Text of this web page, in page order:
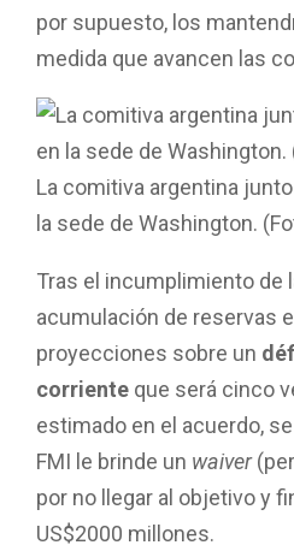
por supuesto, los
medida que avancen las
La comitiva argentina
la sede de Washington.
Tras el incumplimiento de
acumulación de reservas
proyecciones sobre un
corriente que será cinco
estimado en el acuerdo,
FMI le brinde un waiver
por no llegar al objetivo y
US$2000 millones.